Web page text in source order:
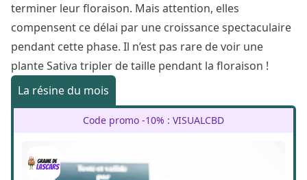
terminer leur floraison. Mais attention, elles
compensent ce délai par une croissance spectaculaire
pendant cette phase. Il n’est pas rare de voir une
plante Sativa tripler de taille pendant la floraison !
La résine du mois
Code promo -10% : VISUALCBD